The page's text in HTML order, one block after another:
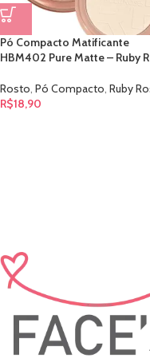
Pó Compacto Matificante
HBM402 Pure Matte – Ruby
Rosto, Pó Compacto, Ruby
R$18,90